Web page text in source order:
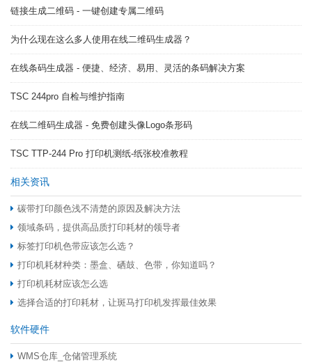
链接生成二维码 - 一键创建专属二维码
为什么现在这么多人使用在线二维码生成器？
在线条码生成器 - 便捷、经济、易用、灵活的条码解决方案
TSC 244pro 自检与维护指南
在线二维码生成器 - 免费创建头像Logo条形码
TSC TTP-244 Pro 打印机测纸-纸张校准教程
相关资讯
碳带打印颜色浅不清楚的原因及解决方法
领域条码，提供高品质打印耗材的领导者
标签打印机色带应该怎么选？
打印机耗材种类：墨盒、硒鼓、色带，你知道吗？
打印机耗材应该怎么选
选择合适的打印耗材，让斑马打印机发挥最佳效果
软件硬件
WMS仓库_仓储管理系统